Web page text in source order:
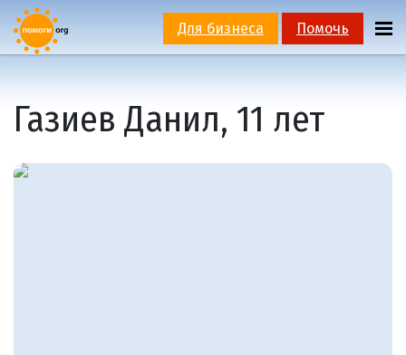
Для бизнеса Помочь
Газиев Данил, 11 лет